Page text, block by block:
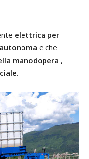
elettrica per
autonoma e che
manodopera ,
.